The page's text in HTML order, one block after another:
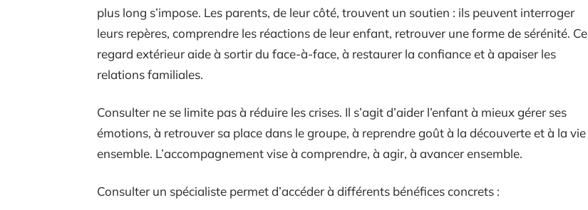
plus long s’impose. Les parents, de leur côté, trouvent un soutien : ils peuvent interroger
leurs repères, comprendre les réactions de leur enfant, retrouver une forme de sérénité. Ce
regard extérieur aide à sortir du face-à-face, à restaurer la confiance et à apaiser les
relations familiales.
Consulter ne se limite pas à réduire les crises. Il s’agit d’aider l’enfant à mieux gérer ses
émotions, à retrouver sa place dans le groupe, à reprendre goût à la découverte et à la vie
ensemble. L’accompagnement vise à comprendre, à agir, à avancer ensemble.
Consulter un spécialiste permet d’accéder à différents bénéfices concrets :